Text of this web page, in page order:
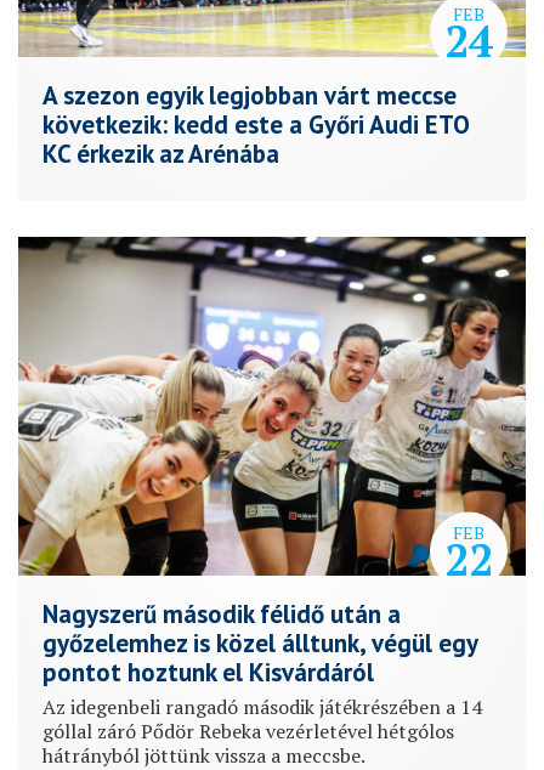
FEB
24
A szezon egyik legjobban várt meccse
következik: kedd este a Győri Audi ETO
KC érkezik az Arénába
FEB
22
Nagyszerű második félidő után a
győzelemhez is közel álltunk, végül egy
pontot hoztunk el Kisvárdáról
Az idegenbeli rangadó második játékrészében a 14
góllal záró Pődör Rebeka vezérletével hétgólos
hátrányból jöttünk vissza a meccsbe.